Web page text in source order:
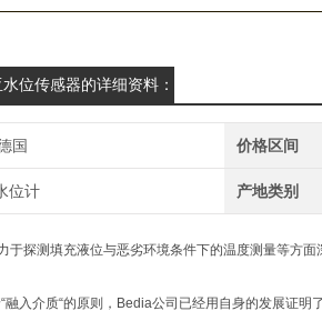
位传感器的详细资料：
国 价格区间
位计 产地类别
于探测填充液位与恶劣环境条件下的温度测量等方
入介质“的原则，Bedia公司已经用自身的发展证明